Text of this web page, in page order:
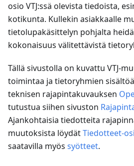
osio VTJ:ssä olevista tiedoista,
kotikunta. Kullekin asiakkaalle
tietolupakäsittelyn pohjalta
kokonaisuus välitettävistä
Tällä sivustolla on kuvattu VTJ-
toimintaa ja tietoryhmien
teknisen rajapintakuvauksen
tutustua siihen sivuston
Ajankohtaisia tiedotteita
muutoksista löydätTiedotteet-
saatavilla myös syötteet.